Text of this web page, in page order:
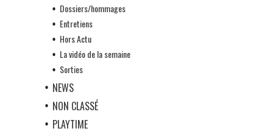
Dossiers/hommages
Entretiens
Hors Actu
La vidéo de la semaine
Sorties
NEWS
NON CLASSÉ
PLAYTIME